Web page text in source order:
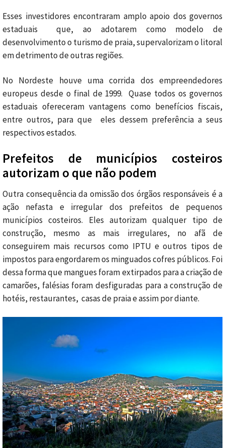
Esses investidores encontraram amplo apoio dos governos
estaduais que, ao adotarem como modelo de
desenvolvimento o turismo de praia, supervalorizam o litoral
em detrimento de outras regiões.
No Nordeste houve uma corrida dos empreendedores
europeus desde o final de 1999. Quase todos os governos
estaduais ofereceram vantagens como benefícios fiscais,
entre outros, para que eles dessem preferência a seus
respectivos estados.
Prefeitos de municípios costeiros
autorizam o que não podem
Outra consequência da omissão dos órgãos responsáveis é a
ação nefasta e irregular dos prefeitos de pequenos
municípios costeiros. Eles autorizam qualquer tipo de
construção, mesmo as mais irregulares, no afã de
conseguirem mais recursos como IPTU e outros tipos de
impostos para engordarem os minguados cofres públicos. Foi
dessa forma que mangues foram extirpados para a criação de
camarões, falésias foram desfiguradas para a construção de
hotéis, restaurantes, casas de praia e assim por diante.